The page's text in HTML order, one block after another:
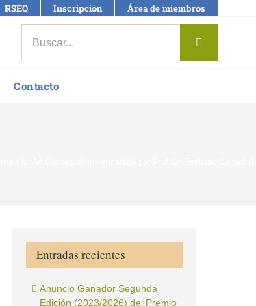
RSEQ Inscripción Área de miembros
Contacto
Entradas recientes
Anuncio Ganador Segunda
Edición (2023/2026) del Premio